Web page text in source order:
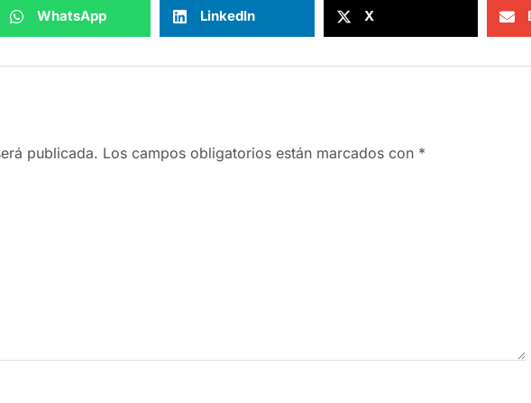
WhatsApp LinkedIn X
publicada. Los campos obligatorios están marcados con *